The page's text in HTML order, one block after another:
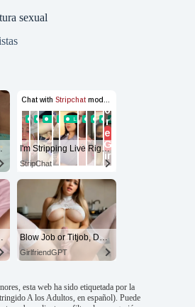
sexual
my wet pussy I'm Stripping Live Right Now
StripChat
to life 🔥 Blow Job or Titjob, Deepthroat or Spreading Pussy
GirlfriendGPT
esta web ha sido etiquetada por la
A los Adultos, en español). Puede